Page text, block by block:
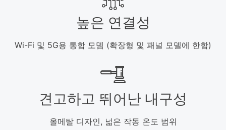
높은 연결성
Wi-Fi 및 5G용 통합 모뎀 (확장형 및 패널 모델에 한함)
견고하고 뛰어난 내구성
올메탈 디자인, 넓은 작동 온도 범위